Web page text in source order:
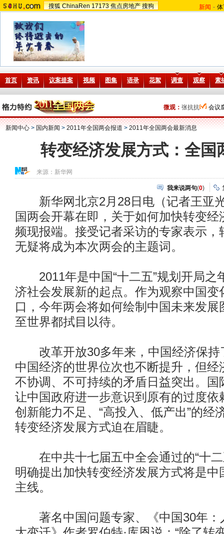
搜狐 ChinaRen 17173 焦点房地产 搜狗 新闻 -
微观： 张抗抗 会议
新闻中心 > 国内新闻 > 2011年全国两会报道 > 2011年全国两会最新消息
转变经济发展方式：全国
来源： 新华网
我来说两句(0)
新华网北京2月28日电（记者王亚
国两会开幕在即，关于如何加快转变经
频现报端。接受记者采访的专家表示，
无疑将成为本次两会的主题词。
2011年是中国“十二五”规划开局之
济社会发展新的起点。作为观察中国变
口，今年两会将如何绘制中国未来发展
至世界都拭目以待。
改革开放30多年来，中国经济保持
中国经济的世界位次也不断提升，但经
不协调、不可持续的矛盾日益突出。国
让中国政府进一步意识到原有的过度依
创新能力不足、“高投入、低产出”的经
转变经济发展方式迫在眉睫。
在中共十七届五中全会通过的“十二
明确提出加快转变经济发展方式将是中
主线。
著名中国问题专家、《中国30年：